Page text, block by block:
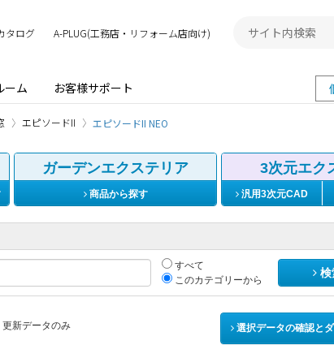
ーム お客様サポート
タログ A-PLUG(工務店・リフォーム店向け)
エピソードII エピソードII NEO
ガーデンエクステリア
商品から探す
3次元エク
汎用3次元CAD
すべて
このカテゴリーから
検
更新データのみ 選択データの確認と